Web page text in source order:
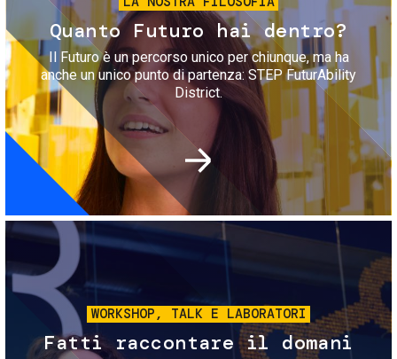
Quanto Futuro hai dentro?
Il Futuro è un percorso unico per chiunque, ma ha
anche un unico punto di partenza: STEP FuturAbility
District.
Immagine
WORKSHOP, TALK E LABORATORI
Fatti raccontare il domani